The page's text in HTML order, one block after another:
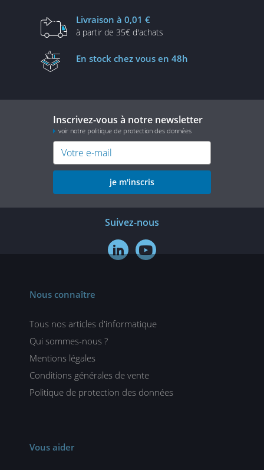
Livraison à 0,01 €
à partir de 35€ d'achats
En stock chez vous en 48h
Inscrivez-vous à notre newsletter
voir notre politique de protection des données
je m'inscris
Suivez-nous
 
Nous connaître
Tous nos articles d'informatique
Qui sommes-nous ?
Mentions légales
Conditions générales de vente
Politique de protection des données
Vous aider